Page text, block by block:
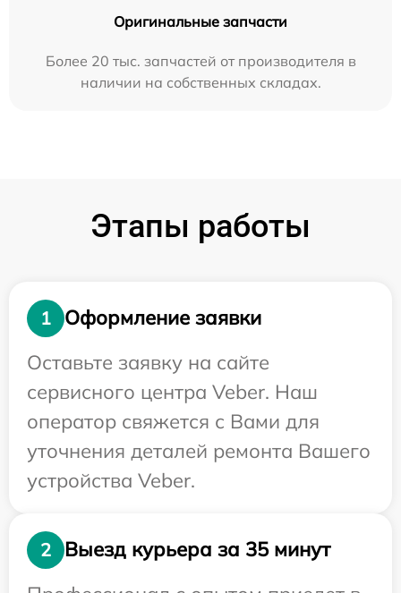
Оригинальные запчасти
Более 20 тыс. запчастей от производителя в
наличии на собственных складах.
Этапы работы
1
Оформление заявки
Оставьте заявку на сайте
сервисного центра Veber. Наш
оператор свяжется с Вами для
уточнения деталей ремонта Вашего
устройства Veber.
2
Выезд курьера за 35 минут